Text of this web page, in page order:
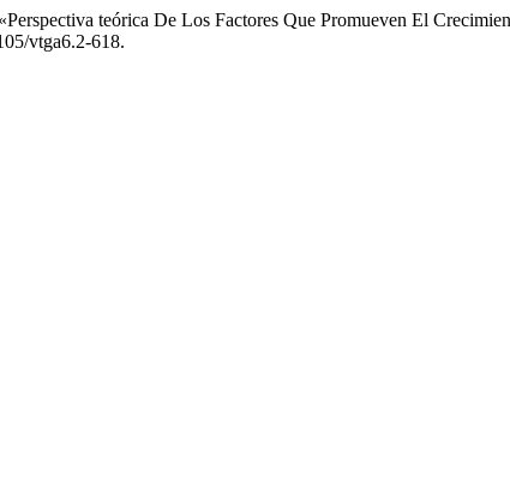
teórica De Los Factores Que Promueven El
vtga6.2-618.